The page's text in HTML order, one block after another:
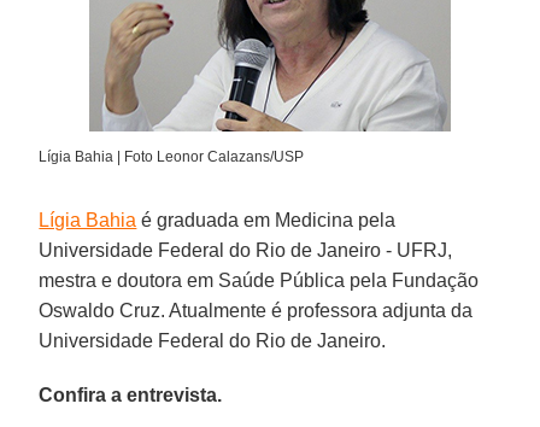
Lígia Bahia | Foto Leonor Calazans/USP
Lígia Bahia é graduada em Medicina pela
Universidade Federal do Rio de Janeiro - UFRJ,
mestra e doutora em Saúde Pública pela Fundação
Oswaldo Cruz. Atualmente é professora adjunta da
Universidade Federal do Rio de Janeiro.
Confira a entrevista.